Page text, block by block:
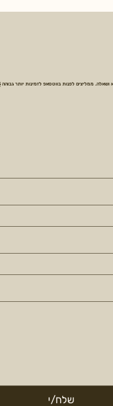
ממליצים לפנות בווטסאפ לזמינות יותר גבוהה
שלח/י